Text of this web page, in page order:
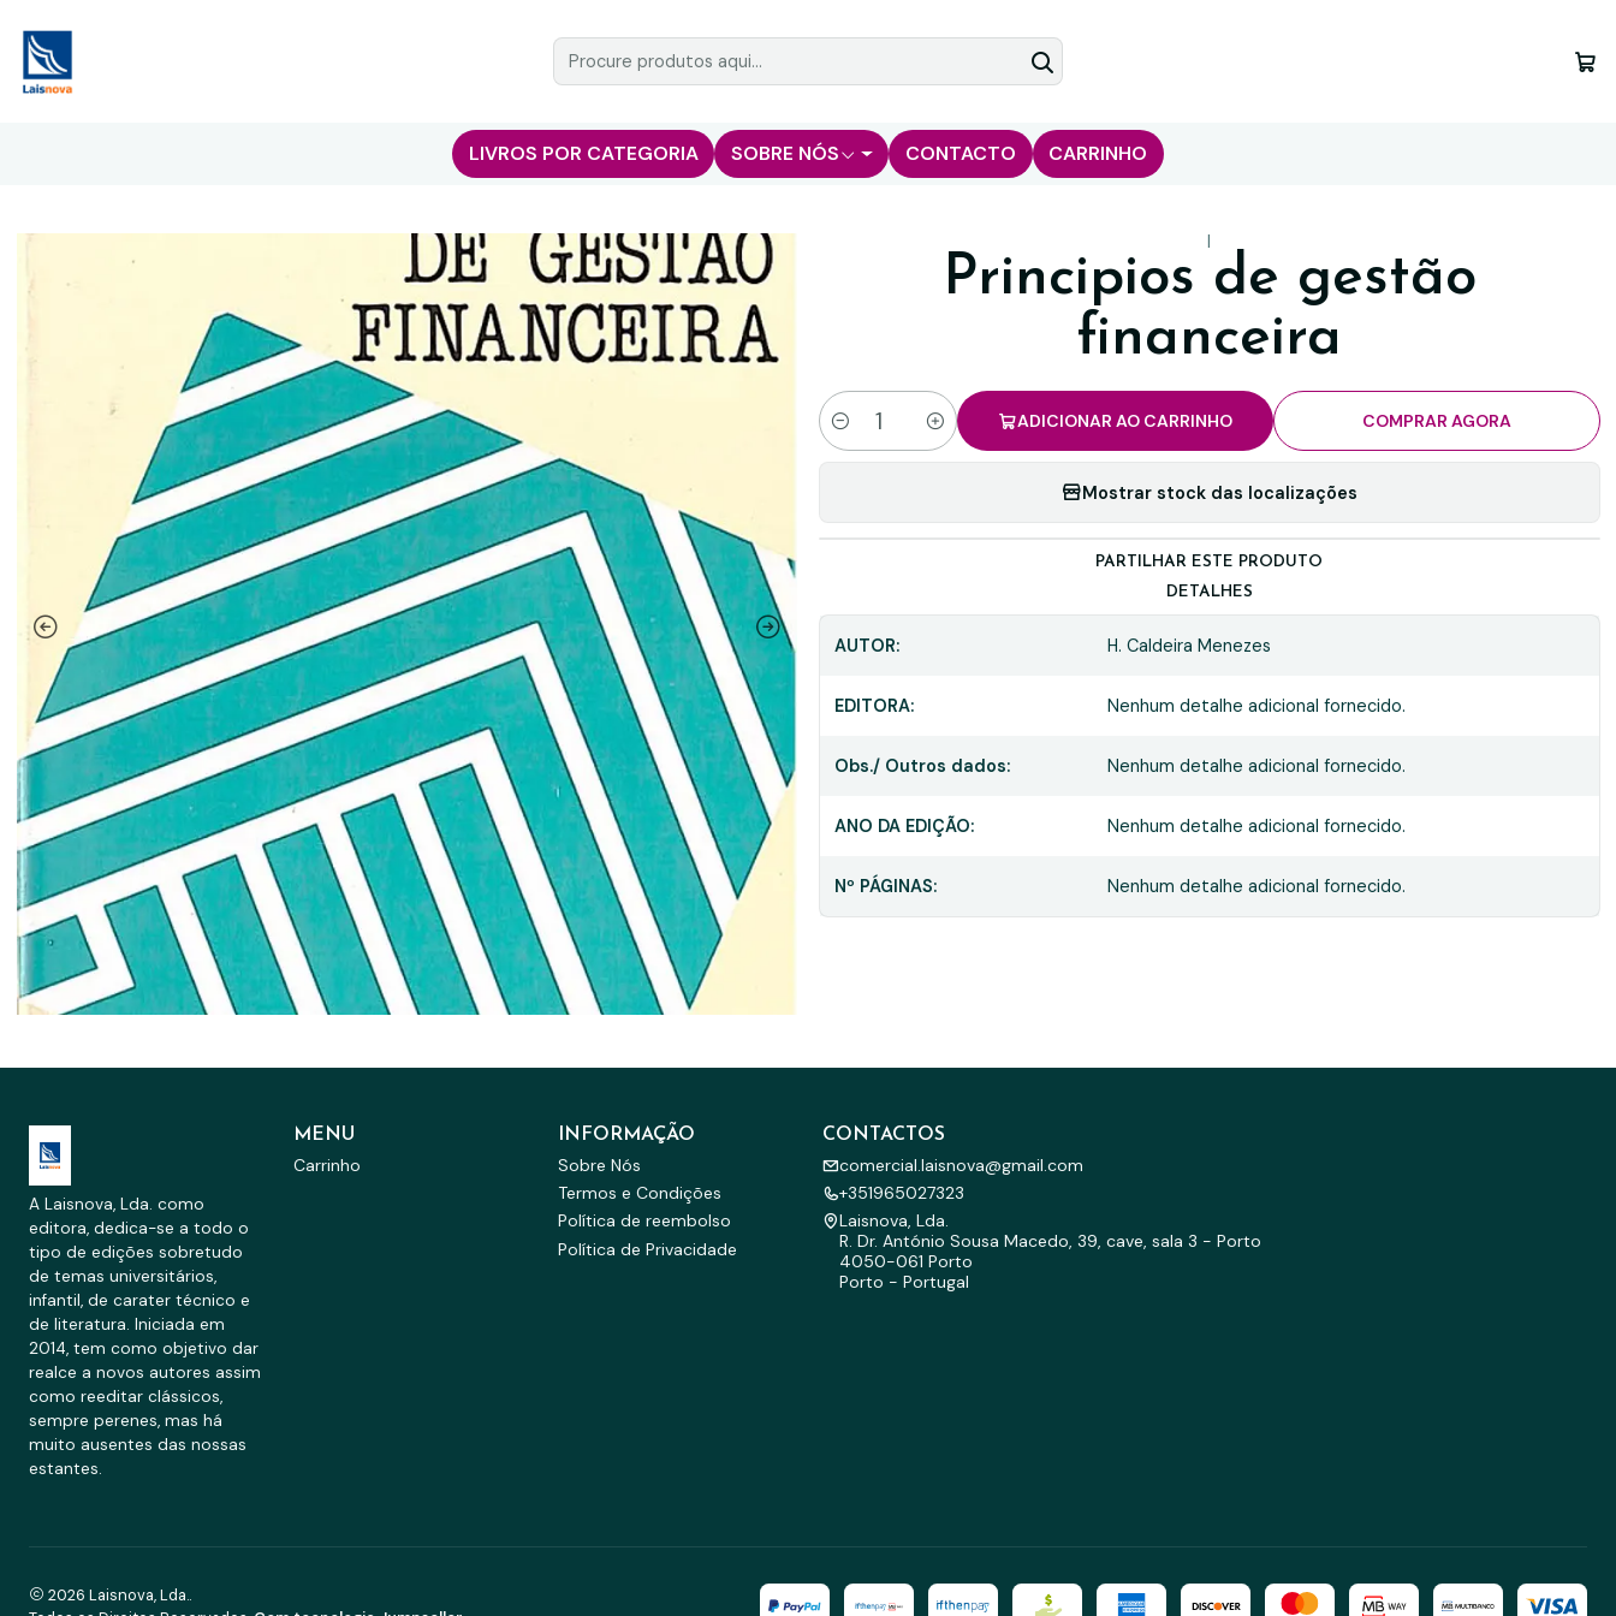
LIVROS POR CATEGORIA SOBRE NÓS CONTACTO CARRINHO
|
Principios de gestão
financeira
Quantidade
ADICIONAR AO CARRINHO COMPRAR AGORA
Mostrar stock das localizações
PARTILHAR ESTE PRODUTO
DETALHES
AUTOR: H. Caldeira Menezes
EDITORA: Nenhum detalhe adicional fornecido.
Obs./ Outros dados: Nenhum detalhe adicional fornecido.
ANO DA EDIÇÃO: Nenhum detalhe adicional fornecido.
Nº PÁGINAS: Nenhum detalhe adicional fornecido.
A Laisnova, Lda. como
editora, dedica-se a todo o
tipo de edições sobretudo
de temas universitários,
infantil, de carater técnico e
de literatura. Iniciada em
2014, tem como objetivo dar
realce a novos autores assim
como reeditar clássicos,
sempre perenes, mas há
muito ausentes das nossas
estantes.
MENU
Carrinho
INFORMAÇÃO
Sobre Nós
Termos e Condições
Política de reembolso
Política de Privacidade
CONTACTOS
comercial.laisnova@gmail.com
+351965027323
Laisnova, Lda.
R. Dr. António Sousa Macedo, 39, cave, sala 3 - Porto
4050-061 Porto
Porto - Portugal
2026 Laisnova, Lda..